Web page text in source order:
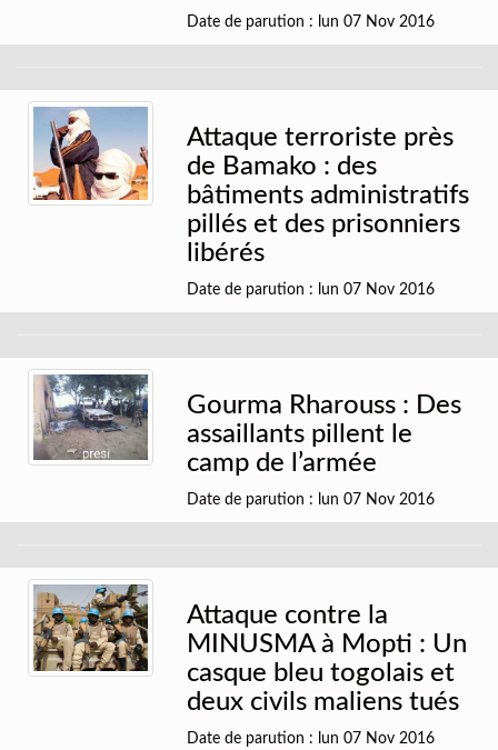
Date de parution : lun 07 Nov 2016
Attaque terroriste près
de Bamako : des
bâtiments administratifs
pillés et des prisonniers
libérés
Date de parution : lun 07 Nov 2016
Gourma Rharouss : Des
assaillants pillent le
camp de l’armée
Date de parution : lun 07 Nov 2016
Attaque contre la
MINUSMA à Mopti : Un
casque bleu togolais et
deux civils maliens tués
Date de parution : lun 07 Nov 2016